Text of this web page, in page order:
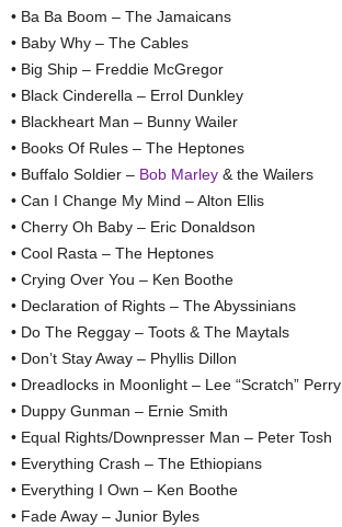
• Ba Ba Boom – The Jamaicans
• Baby Why – The Cables
• Big Ship – Freddie McGregor
• Black Cinderella – Errol Dunkley
• Blackheart Man – Bunny Wailer
• Books Of Rules – The Heptones
• Buffalo Soldier – Bob Marley & the Wailers
• Can I Change My Mind – Alton Ellis
• Cherry Oh Baby – Eric Donaldson
• Cool Rasta – The Heptones
• Crying Over You – Ken Boothe
• Declaration of Rights – The Abyssinians
• Do The Reggay – Toots & The Maytals
• Don’t Stay Away – Phyllis Dillon
• Dreadlocks in Moonlight – Lee “Scratch” Perry
• Duppy Gunman – Ernie Smith
• Equal Rights/Downpresser Man – Peter Tosh
• Everything Crash – The Ethiopians
• Everything I Own – Ken Boothe
• Fade Away – Junior Byles